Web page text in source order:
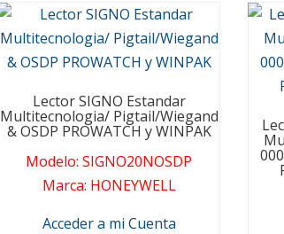
Lector SIGNO Estandar
Multitecnologia/ Pigtail/Wiegand
& OSDP PROWATCH y WINPAK
Modelo:SIGNO20NOSDP
Marca: HONEYWELL
Acceder a mi Cuenta